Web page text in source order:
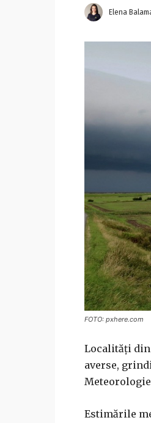
Elena
FOTO: pxhere.com
Localităţi din
averse,
Meteorologie
Estimările